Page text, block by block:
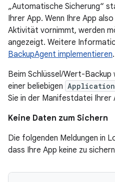
„Automatische Sicherung“
Ihrer App. Wenn Ihre App
Aktivität vornimmt, werden
angezeigt. Weitere
BackupAgent implementieren.
Beim Schlüssel/Wert-
einer beliebigen Application
Sie in der Manifestdatei Ihrer
Keine Daten zum Sichern
Die folgenden Meldungen in
dass Ihre App keine zu